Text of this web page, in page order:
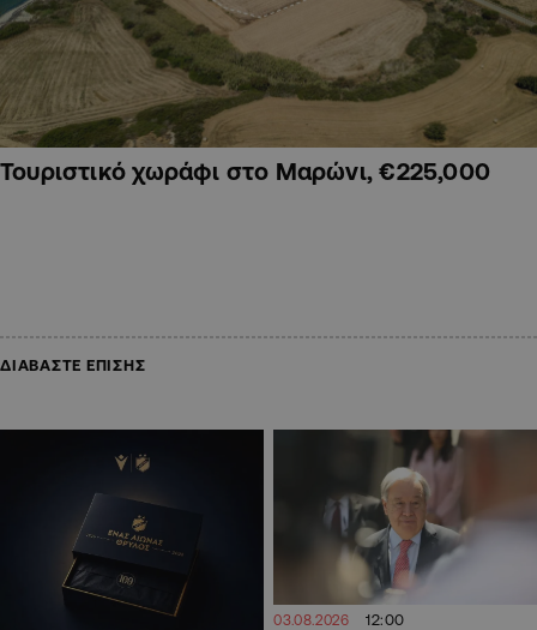
Τουριστικό χωράφι στο Μαρώνι, €225,000
ΔΙΑΒΑΣΤΕ ΕΠΙΣΗΣ
03.08.2026 12:00